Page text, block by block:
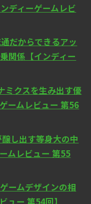
ディーゲームレビ
だからできるアッ
関係【インディー
ミクスを生み出す優
ームレビュー 第56
し出す等身大の中
ムレビュー 第55
ームデザインの相
ュー 第54回】